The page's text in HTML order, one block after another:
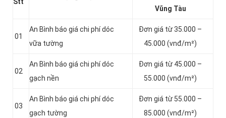
Stt
Vũng Tàu
01
An Bình báo giá chi phí dóc
vữa tường
Đơn giá từ 35.000 –
45.000 (vnđ/m²)
02
An Bình báo giá chi phí dóc
gạch nền
Đơn giá từ 45.000 –
55.000 (vnđ/m²)
03
An Bình báo giá chi phí dóc
gạch tường
Đơn giá từ 55.000 –
85.000 (vnđ/m²)